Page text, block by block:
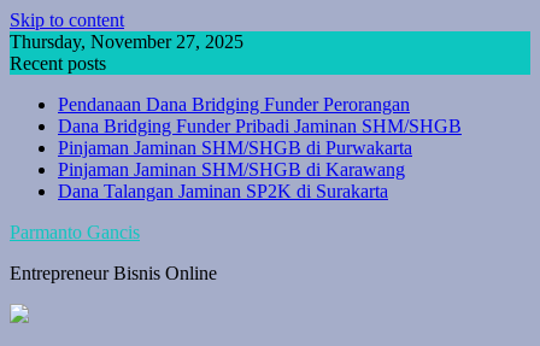
Skip to content
Thursday, November 27, 2025
Recent posts
Pendanaan Dana Bridging Funder Perorangan
Dana Bridging Funder Pribadi Jaminan SHM/SHGB
Pinjaman Jaminan SHM/SHGB di Purwakarta
Pinjaman Jaminan SHM/SHGB di Karawang
Dana Talangan Jaminan SP2K di Surakarta
Parmanto Gancis
Entrepreneur Bisnis Online